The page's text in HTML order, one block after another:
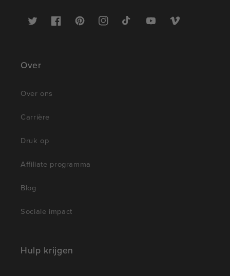
Twitter FacebookPinterestInstagramTikTok YouTubeVimeo
Over
Over ons
Carrière
Druk op
Affiliate programma
Blog
Sociale impact
Hulp krijgen